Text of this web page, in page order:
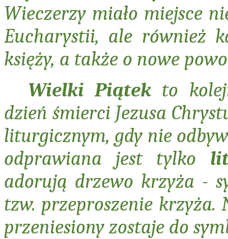
Wieczerzy miało miejsce
Eucharystii, ale również
księży, a także o nowe
Wielki Piątek to
dzień śmierci Jezusa
liturgicznym, gdy nie
odprawiana jest tylko
adorują drzewo krzyża -
tzw. przeproszenie krzyża.
przeniesiony zostaje do